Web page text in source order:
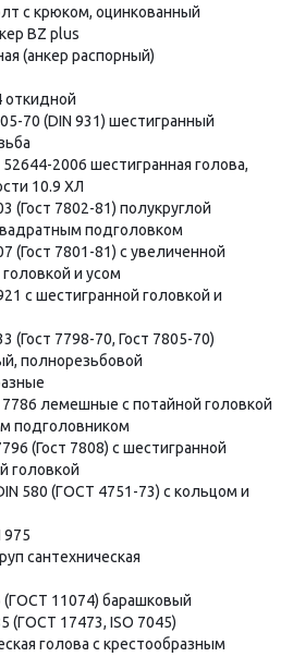
с крюком, оцинкованный
BZ plus
(анкер распорный)
откидной
70 (DIN 931) шестигранный
2006 шестигранная голова,
10.9 ХЛ
(Гост 7802-81) полукруглой
подголовком
(Гост 7801-81) с увеличенной
и усом
с шестигранной головкой и
(Гост 7798-70, Гост 7805-70)
полнорезьбовой
лемешные с потайной головкой
подголовником
(Гост 7808) с шестигранной
головкой
580 (ГОСТ 4751-73) с кольцом и
975
сантехническая
(ГОСТ 11074) барашковый
(ГОСТ 17473, ISO 7045)
голова с крестообразным